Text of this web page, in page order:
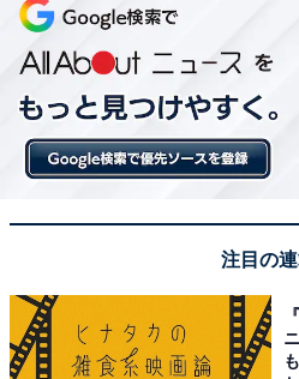
【今日チェックしたい】
Pioneer フリップダウンモニタ
ンチ ブラック WSVGA カロッツ
Amazonで
注目の